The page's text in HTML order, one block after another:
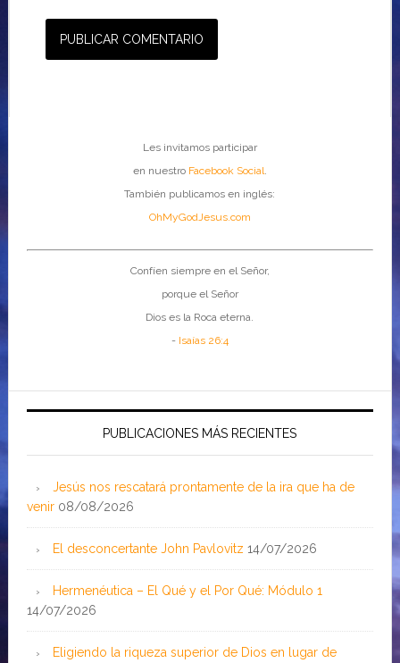
Les invitamos participar
en nuestro Facebook Social
También publicamos en inglés:
OhMyGodJesus.com
Confíen siempre en el Señor,
porque el Señor
Dios es la Roca eterna.
- Isaías 26:4
PUBLICACIONES MÁS RECIENTES
Jesús nos rescatará prontamente de la ira que ha de
venir 08/08/2026
El desconcertante John Pavlovitz 14/07/2026
Hermenéutica – El Qué y el Por Qué: Módulo 1
14/07/2026
Eligiendo la riqueza superior de Dios en lugar de